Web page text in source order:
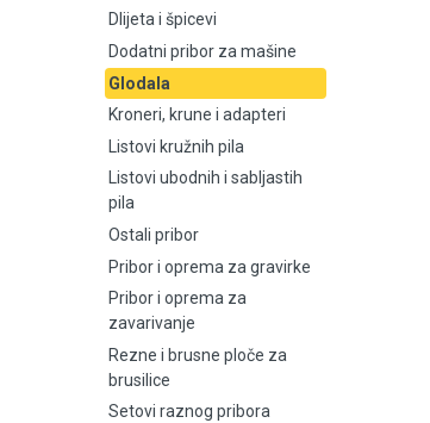
Dijamantne ploče
Dlijeta i špicevi
Dodatni pribor za mašine
Glodala
Kroneri, krune i adapteri
Listovi kružnih pila
Listovi ubodnih i sabljastih pila
Ostali pribor
Dlijeta i špicevi
Dodatni pribor za mašine
Glodala
Kroneri, krune i adapteri
Listovi kružnih pila
Listovi ubodnih i sabljastih
pila
Ostali pribor
Pribor i oprema za gravirke
Pribor i oprema za
zavarivanje
Rezne i brusne ploče za
brusilice
Setovi raznog pribora